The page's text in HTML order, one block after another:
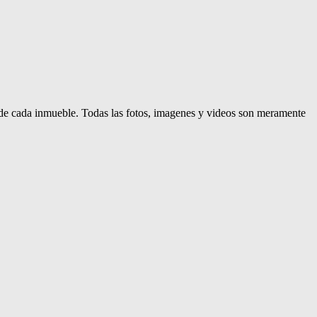
cada inmueble. Todas las fotos, imagenes y videos son meramente